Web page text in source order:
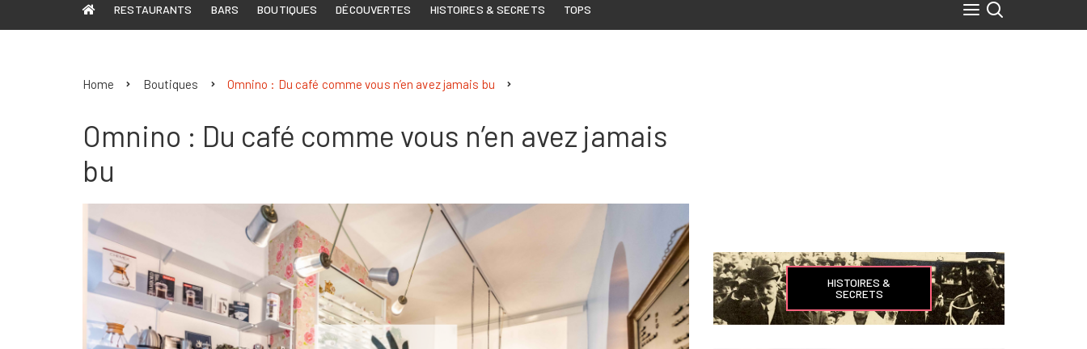
RESTAURANTS BARS BOUTIQUES DÉCOUVERTES HISTOIRES & SECRETS TOPS
Home Boutiques Omnino : Du café comme vous n’en avez jamais bu
Omnino : Du café comme vous n’en avez jamais
bu
HISTOIRES &
SECRETS